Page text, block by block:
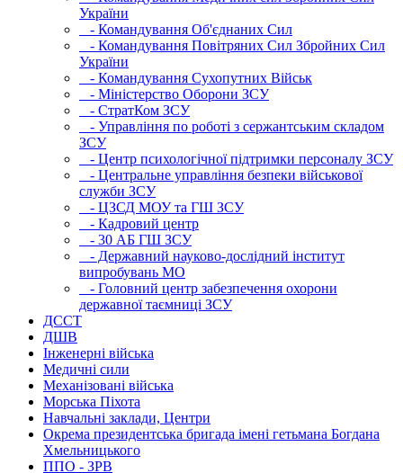
України
- Командування Об'єднаних Сил
- Командування Повітряних Сил Збройних Сил
України
- Командування Сухопутних Військ
- Міністерство Оборони ЗСУ
- СтратКом ЗСУ
- Управління по роботі з сержантським складом
ЗСУ
- Центр психологічної підтримки персоналу ЗСУ
- Центральне управління безпеки військової
служби ЗСУ
- ЦЗСД МОУ та ГШ ЗСУ
- Кадровий центр
- 30 АБ ГШ ЗСУ
- Державний науково-дослiдний iнститут
випробувань МО
- Головний центр забезпечення охорони
державної таємниці ЗСУ
ДССТ
ДШВ
Інженерні війська
Медичні сили
Механізовані війська
Морська Піхота
Навчальні заклади, Центри
Окрема президентська бригада імені гетьмана Богдана
Хмельницького
ППО - ЗРВ